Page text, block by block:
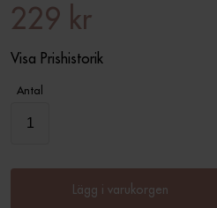
229 kr
Visa Prishistorik
Antal
Lägg i varukorgen